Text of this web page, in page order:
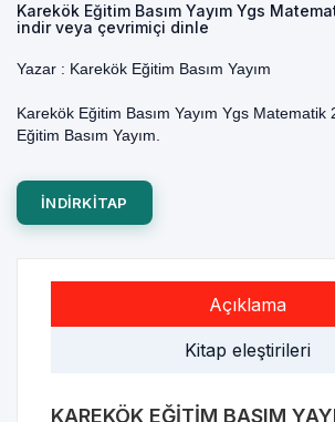
Karekök Eğitim Basım Yayım Ygs
indir veya çevrimiçi dinle
Yazar : Karekök Eğitim Basım Yayım
Karekök Eğitim Basım Yayım Ygs Matematik
Eğitim Basım Yayım.
INDIRKITAP
Açıklama
Kitap eleştirileri
KAREKÖK EĞITIM BASIM